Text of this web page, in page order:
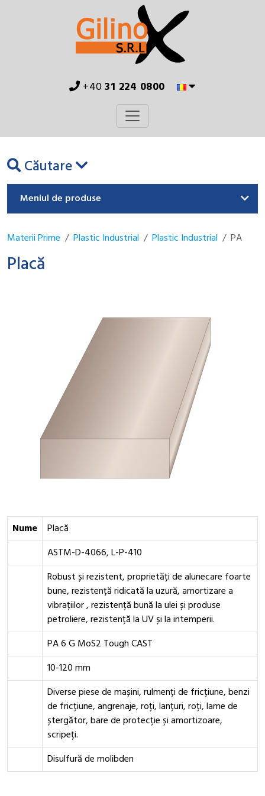
+4031 224 0800
Căutare
Meniul de produse
Materii Prime Plastic Industrial Plastic Industrial PA
Placă
Nume
Placă
ASTM-D-4066, L-P-410
Robust și rezistent, proprietăți de alunecare foarte
bune, rezistență ridicată la uzură, amortizare a
vibrațiilor , rezistență bună la ulei și produse
petroliere, rezistență la UV și la intemperii.
PA 6 G MoS2 Tough CAST
10-120 mm
Diverse piese de mașini, rulmenți de fricțiune, benzi
de fricțiune, angrenaje, roți, lanțuri, roți, lame de
ștergător, bare de protecție și amortizoare,
scripeți.
Disulfură de molibden